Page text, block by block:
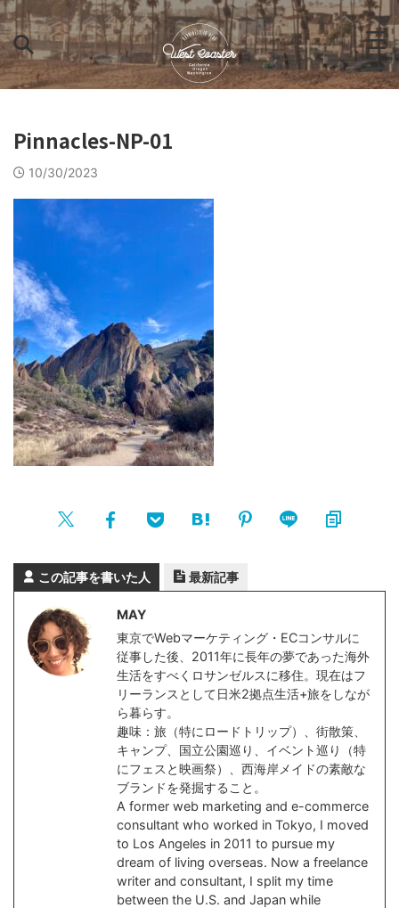
Pinnacles-NP-01
10/30/2023
この記事を書いた人 最新記事
MAY
東京でWebマーケティング・ECコンサルに
従事した後、2011年に長年の夢であった海外
生活をすべくロサンゼルスに移住。現在はフ
リーランスとして日米2拠点生活+旅をしなが
ら暮らす。
趣味：旅（特にロードトリップ）、街散策、
キャンプ、国立公園巡り、イベント巡り（特
にフェスと映画祭）、西海岸メイドの素敵な
ブランドを発掘すること。
A former web marketing and e-commerce
consultant who worked in Tokyo, I moved
to Los Angeles in 2011 to pursue my
dream of living overseas. Now a freelance
writer and consultant, I split my time
between the U.S. and Japan while